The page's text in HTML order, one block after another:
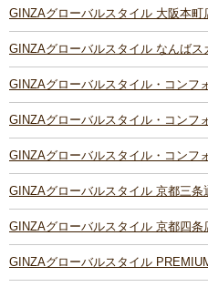
GINZAグローバルスタイル 大阪本町
GINZAグローバルスタイル なんばス
GINZAグローバルスタイル・コンフ
GINZAグローバルスタイル・コンフ
GINZAグローバルスタイル・コンフ
GINZAグローバルスタイル 京都三条
GINZAグローバルスタイル 京都四条
GINZAグローバルスタイル